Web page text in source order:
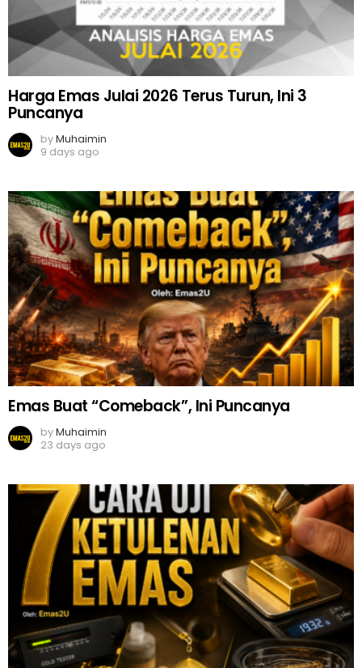
Harga Emas Julai 2026 Terus Turun, Ini 3
Puncanya
byMuhaimin
9 days ago
Emas Buat “Comeback”, Ini Puncanya
byMuhaimin
23 days ago